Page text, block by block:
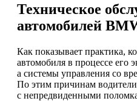
Техническое
автомобилей
Как показывает практика,
автомобиля в процессе его
а системы управления со
По этим причинам
с непредвиденными